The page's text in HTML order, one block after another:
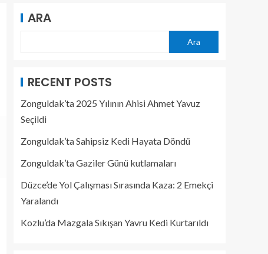
ARA
Ara
RECENT POSTS
Zonguldak’ta 2025 Yılının Ahisi Ahmet Yavuz
Seçildi
Zonguldak’ta Sahipsiz Kedi Hayata Döndü
Zonguldak’ta Gaziler Günü kutlamaları
Düzce’de Yol Çalışması Sırasında Kaza: 2 Emekçi
Yaralandı
Kozlu’da Mazgala Sıkışan Yavru Kedi Kurtarıldı